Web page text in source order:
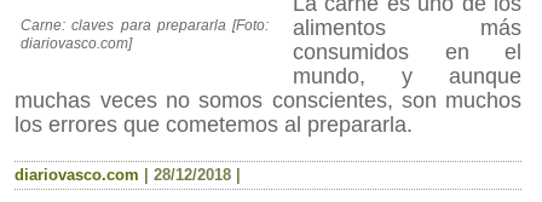
Carne: claves para prepararla [Foto:
diariovasco.com]
alimentos más
consumidos en el
mundo, y aunque
muchas veces no somos conscientes, son muchos
los errores que cometemos al prepararla.
diariovasco.com |28/12/2018